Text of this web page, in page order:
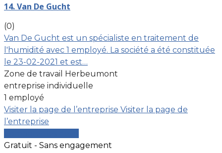
14. Van De Gucht
(0)
Van De Gucht est un spécialiste en traitement de
l'humidité avec 1 employé. La société a été constituée
le 23-02-2021 et est…
Zone de travail Herbeumont
entreprise individuelle
1 employé
Visiter la page de l’entreprise Visiter la page de
l’entreprise
Gratuit - Sans engagement